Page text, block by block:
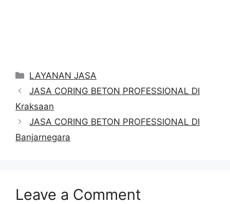
Categories
LAYANAN JASA
JASA CORING BETON PROFESSIONAL DI
Kraksaan
JASA CORING BETON PROFESSIONAL DI
Banjarnegara
Leave a Comment